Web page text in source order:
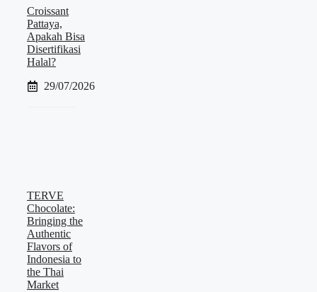
Croissant
Pattaya,
Apakah Bisa
Disertifikasi
Halal?
29/07/2026
TERVE
Chocolate:
Bringing the
Authentic
Flavors of
Indonesia to
the Thai
Market